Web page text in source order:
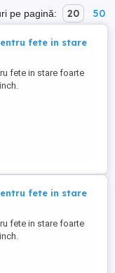
pe pagină: 20 50
fete in stare
fete in stare foarte
fete in stare
fete in stare foarte